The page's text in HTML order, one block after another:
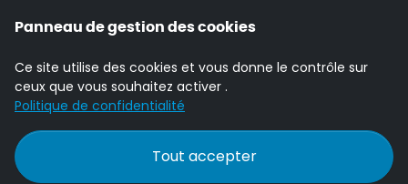
Panneau de gestion des cookies
Ce site utilise des cookies et vous donne le contrôle sur
ceux que vous souhaitez activer .
Politique de confidentialité
Tout accepter